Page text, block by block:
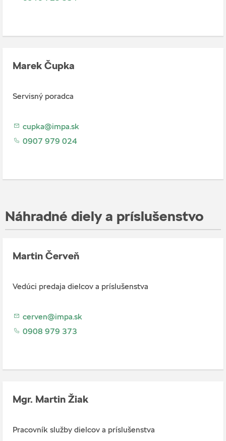
Marek Čupka
Servisný poradca
cupka@impa.sk
0907 979 024
Náhradné diely a príslušenstvo
Martin Červeň
Vedúci predaja dielcov a príslušenstva
cerven@impa.sk
0908 979 373
Mgr. Martin Žiak
Pracovník služby dielcov a príslušenstva